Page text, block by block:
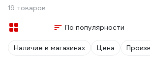
19 товаров
По популярности
Наличие в магазинах Цена